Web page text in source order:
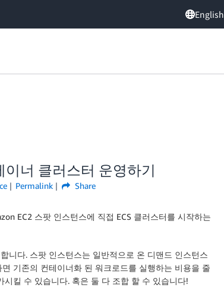
English
이너 클러스터 운영하기
Permalink Share
EC2 스팟 인스턴스에 직접 ECS 클러스터를 시작하는
니다. 스팟 인스턴스는 일반적으로 온 디맨드 인스턴스
기존의 컨테이너화 된 워크로드를 실행하는 비용을 줄
킬 수 있습니다. 혹은 둘 다 조합 할 수 있습니다!